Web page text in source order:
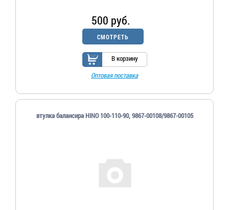
500 руб.
СМОТРЕТЬ
В корзину
Оптовая поставка
втулка балансира HINO 100-110-90, 9867-00108/9867-00105